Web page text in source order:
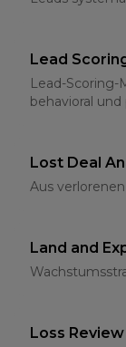
Lead
Lead-Scoring-
behavioral
Lost Deal
Aus
Land and
Loss Review